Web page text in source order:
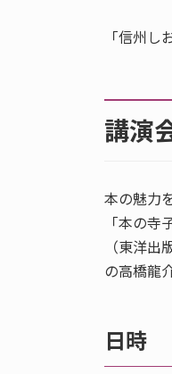
「信州し
講演
本の魅力
「本の
（東洋
の高橋龍
日時